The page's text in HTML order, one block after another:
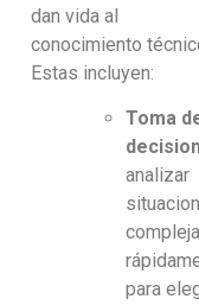
dan vida al
conocimiento
Estas incluyen:
Toma
analizar
para